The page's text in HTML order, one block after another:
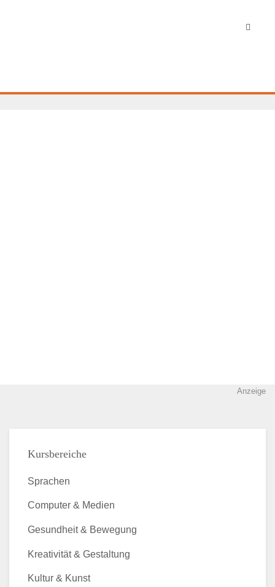
Anzeige
Kursbereiche
Sprachen
Computer & Medien
Gesundheit & Bewegung
Kreativität & Gestaltung
Kultur & Kunst